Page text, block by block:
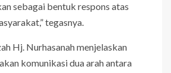
sebagai bentuk respons atas
tegasnya.
Hj. Nurhasanah menjelaskan
komunikasi dua arah antara